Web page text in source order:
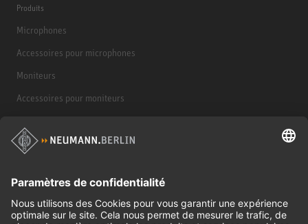
Produits
Microphones
Accessoires pour microphones
Moniteurs
Accessoires pour moniteurs
Produits historiques